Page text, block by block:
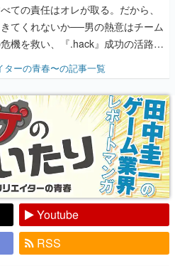
ての責任はオレが取る。だから、
てくれないか──男の熱意はチーム
機を救い、『.hack』成功の活路を
ャンプ』色だった【若ゲのいた
ターの青春〜の記事一覧
Youtube
RSS